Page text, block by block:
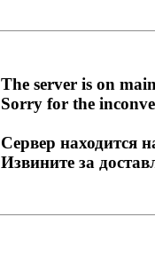
The server is on
Sorry for the
Сервер находится
Извините за